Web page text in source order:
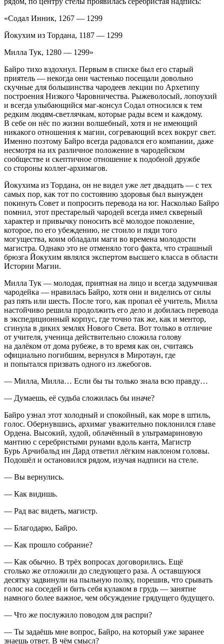
«Содал Инник, 1267 — 1299
Йокухим из Тордана, 1187 — 1299
Милла Тук, 1280 — 1299»
Байро тихо вздохнул. Первым в списке был его старый
приятель — некогда они частенько посещали довольно
скучные для большинства чародеев лекции по Архетипу
построения Низкого Чаровничества. Рыжеволосый, лопоухий
и всегда улыбающийся маг-консул Содал относился к тем
редким людям-светлячкам, которые рады всем и каждому.
В себе он нёс по жизни волшебный, хотя и не имеющий
никакого отношения к магии, согревающий всех вокруг свет.
Именно поэтому Байро всегда радовался его компании, даже
несмотря на их различное положение в чародейском
сообществе и скептичное отношение к подобной дружбе
со стороны коллег-архимагов.
Йокухима из Тордана, он не видел уже лет двадцать — с тех
самых пор, как тот по состоянию здоровья был вынужден
покинуть Совет и попросить перевода на юг. Насколько Байро
помнил, этот престарелый чародей всегда имел скверный
характер и привычку поносить всё молодое поколение,
которое, по его убеждению, не стоило и пяди того
могущества, коим обладали маги во времена молодости
магистра. Однако это не отменяло того факта, что страшный
брюзга Йокухим являлся экспертом высшего класса в области
Истории Магии.
Милла Тук — молодая, приятная на лицо и всегда задумчивая
чародейка — нравилась Байро, хотя они и виделись от силы
раз пять или шесть. После того, как пропал её учитель, Милла
настойчиво решила продолжить его дело и добилась перевода
в экспедиционный корпус, где точно так же, как и ментор,
сгинула в диких землях Нового Света. Вот только в отличие
от учителя, ученица действительно сложила голову
на далёком от дома рубеже, в то время как он, считаясь
официально погибшим, вернулся в Миротаун, где
и попытался призвать одного из лжебогов.
— Милла, Милла… Если бы ты только знала всю правду…
— Думаешь, её судьба сложилась бы иначе?
Байро узнал этот холодный и спокойный, как море в штиль,
голос. Обернувшись, архимаг уважительно поклонился главе
Ордена. Высокий, худой, облачённый в ультрамариновую
мантию с серебристыми рунами вдоль канта, Магистр
Бурь Арчибальд ин Дард ответил лёгким наклоном головы.
Подошёл и остановился рядом, изучая надписи на стеле.
— Вы вернулись.
— Как видишь.
— Рад вас видеть, магистр.
— Благодарю, Байро.
— Как прошло собрание?
— Как обычно. В трёх вопросах договорились. Ещё
столько же отложили до следующего раза. А оставшуюся
десятку задвинули на пыльную полку, порешив, что срывать
голос на соседей и бить себя кулаком в грудь — занятие
намного более важное, чем обсуждение грядущего будущего.
— Что же послужило поводом для распри?
— Ты задаёшь мне вопрос, Байро, на который уже заранее
знаешь ответ. В чём смысл?